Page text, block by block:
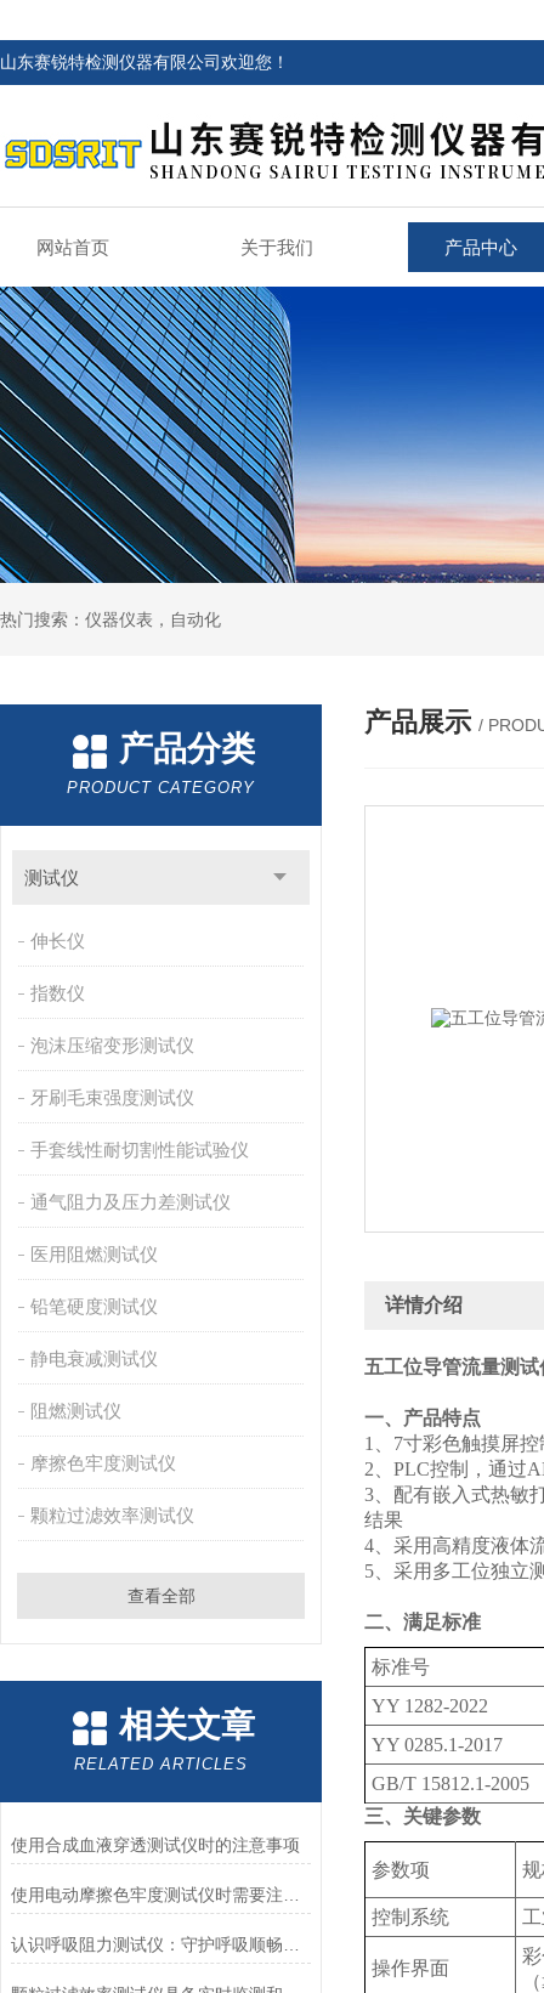
山东赛锐特检测仪器有限公司欢迎您！
网站首页 关于我们 产品中心
热门搜索：仪器仪表，自动化
产品分类
PRODUCT CATEGORY
测试仪
伸长仪
指数仪
泡沫压缩变形测试仪
牙刷毛束强度测试仪
手套线性耐切割性能试验仪
通气阻力及压力差测试仪
医用阻燃测试仪
铅笔硬度测试仪
静电衰减测试仪
阻燃测试仪
摩擦色牢度测试仪
颗粒过滤效率测试仪
查看全部
相关文章
RELATED ARTICLES
使用合成血液穿透测试仪时的注意事项
产品展示 /
详情介绍
五工位导管流量测
‌一、产品特点
1、7寸彩色触摸屏
2、PLC控制，通过
3、配有嵌入式热敏
结果
4、采用高精度液体
5、采用多工位独立
二、满足标准
标准号
YY 1282-2022
YY 0285.1-2017
GB/T 15812.1-2005
三、关键参数
‌参数项‌
控制系统‌
操作界面‌